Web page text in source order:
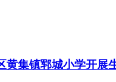
集镇郓城小学开展